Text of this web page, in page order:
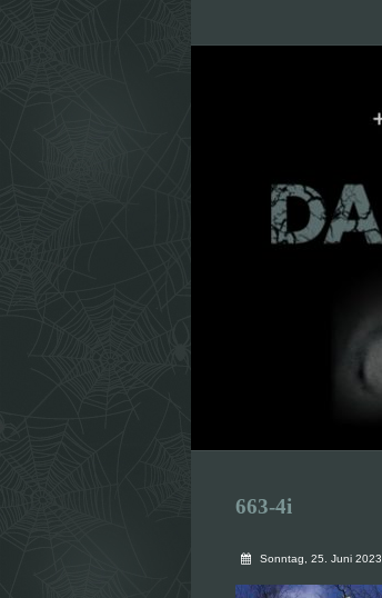
663-4i
Sonntag, 25. Juni 2023